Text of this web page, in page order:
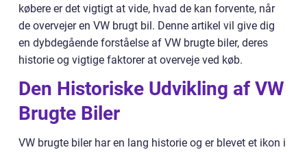
købere er det vigtigt at vide, hvad de kan forvente, når
de overvejer en VW brugt bil. Denne artikel vil give dig
en dybdegående forståelse af VW brugte biler, deres
historie og vigtige faktorer at overveje ved køb.
Den Historiske Udvikling af VW
Brugte Biler
VW brugte biler har en lang historie og er blevet et ikon i